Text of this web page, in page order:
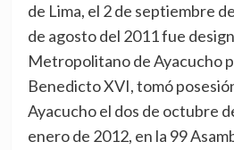
de Lima, el 2 de septiembre
de agosto del 2011 fue
Metropolitano de Ayacucho
Benedicto XVI, tomó
Ayacucho el dos de octubre
enero de 2012, en la 99